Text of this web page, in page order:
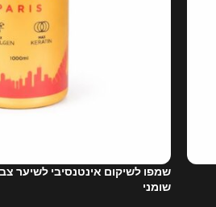
שמפו לשיקום אינטנסיבי לשיער
שומני